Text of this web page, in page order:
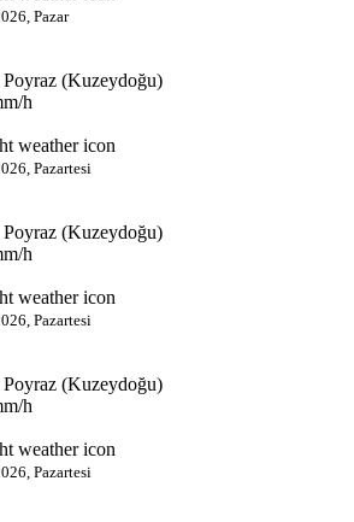
Pazar
Poyraz (Kuzeydoğu)
h
Pazartesi
Poyraz (Kuzeydoğu)
h
Pazartesi
Poyraz (Kuzeydoğu)
h
Pazartesi